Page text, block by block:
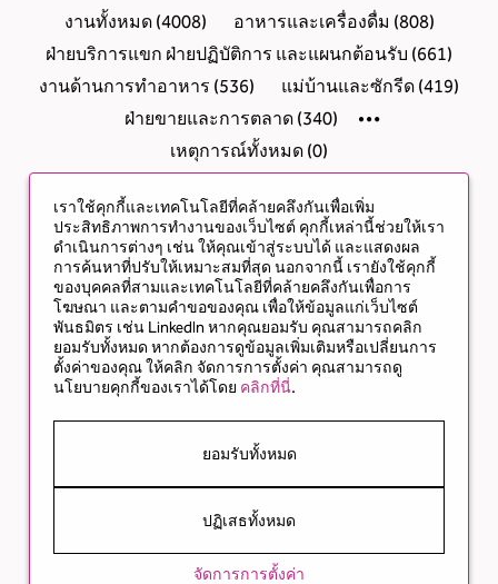
งานทั้งหมด (4008) อาหารและเครื่องดื่ม (808)
ฝ่ายบริการแขก ฝ่ายปฏิบัติการ และแผนกต้อนรับ (661)
งานด้านการทำอาหาร (536) แม่บ้านและซักรีด (419)
ฝ่ายขายและการตลาด (340)
เหตุการณ์ทั้งหมด (0)
เราใช้คุกกี้และเทคโนโลยีที่คล้ายคลึงกันเพื่อเพิ่ม
ประสิทธิภาพการทำงานของเว็บไซต์ คุกกี้เหล่านี้ช่วยให้เรา
ดำเนินการต่างๆ เช่น ให้คุณเข้าสู่ระบบได้ และแสดงผล
การค้นหาที่ปรับให้เหมาะสมที่สุด นอกจากนี้ เรายังใช้คุกกี้
ของบุคคลที่สามและเทคโนโลยีที่คล้ายคลึงกันเพื่อการ
โฆษณา และตามคำขอของคุณ เพื่อให้ข้อมูลแก่เว็บไซต์
พันธมิตร เช่น LinkedIn หากคุณยอมรับ คุณสามารถคลิก
ยอมรับทั้งหมด หากต้องการดูข้อมูลเพิ่มเติมหรือเปลี่ยนการ
ตั้งค่าของคุณ ให้คลิก จัดการการตั้งค่า คุณสามารถดู
นโยบายคุกกี้ของเราได้โดย คลิกที่นี่.
ยอมรับทั้งหมด
ปฏิเสธทั้งหมด
จัดการการตั้งค่า